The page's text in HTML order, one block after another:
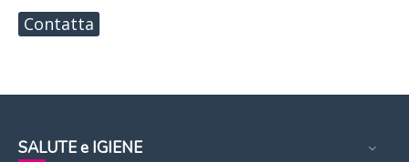
Contatta
SALUTE e IGIENE